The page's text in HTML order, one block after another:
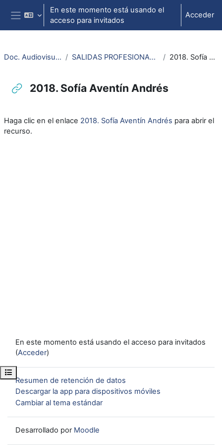
Salta al contenido principal
Panel lateral
En este momento está usando el
acceso para invitados
Acceder
Abrir índice del curso
Doc. Audiovisuales Veterinaria SALIDAS PROFESIONALES VETERINARIA Y CTA 2018. Sofía Aventín Andrés
2018. Sofía Aventín Andrés
Haga clic en el enlace 2018. Sofía Aventín Andrés para abrir el
recurso.
En este momento está usando el acceso para invitados
(Acceder)
Resumen de retención de datos
Descargar la app para dispositivos móviles
Cambiar al tema estándar
Desarrollado por Moodle